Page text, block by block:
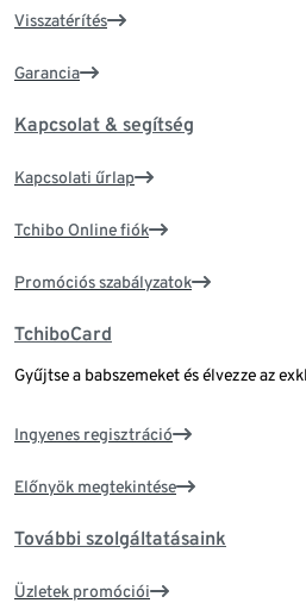
Visszatérítés
Garancia
Kapcsolat & segítség
Kapcsolati űrlap
Tchibo Online fiók
Promóciós szabályzatok
TchiboCard
Gyűjtse a babszemeket és élvezze az
Ingyenes regisztráció
Előnyök megtekintése
További szolgáltatásaink
Üzletek promóciói